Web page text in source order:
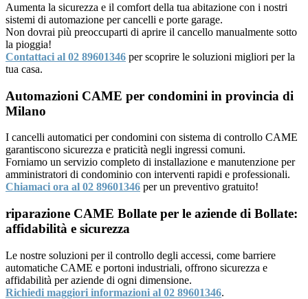
Aumenta la sicurezza e il comfort della tua abitazione con i nostri
sistemi di automazione per cancelli e porte garage.
Non dovrai più preoccuparti di aprire il cancello manualmente sotto
la pioggia!
Contattaci al 02 89601346 per scoprire le soluzioni migliori per la
tua casa.
Automazioni CAME per condomini in provincia di
Milano
I cancelli automatici per condomini con sistema di controllo CAME
garantiscono sicurezza e praticità negli ingressi comuni.
Forniamo un servizio completo di installazione e manutenzione per
amministratori di condominio con interventi rapidi e professionali.
Chiamaci ora al 02 89601346 per un preventivo gratuito!
riparazione CAME Bollate per le aziende di Bollate:
affidabilità e sicurezza
Le nostre soluzioni per il controllo degli accessi, come barriere
automatiche CAME e portoni industriali, offrono sicurezza e
affidabilità per aziende di ogni dimensione.
Richiedi maggiori informazioni al 02 89601346.